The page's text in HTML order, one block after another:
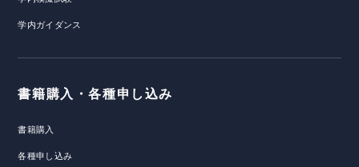
学内ガイダンス
書籍購入・各種申し込み
書籍購入
各種申し込み